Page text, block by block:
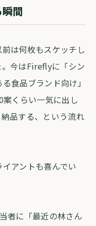
間
は何枚もスケッチし
今はFireflyに「シン
食品ブランド向け」
くらい一気に出し
品する、という流れ
アントも喜んでい
者に「最近の林さん